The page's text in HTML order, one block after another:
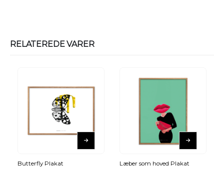
RELATEREDE VARER
Butterfly Plakat Læber som hoved Plakat